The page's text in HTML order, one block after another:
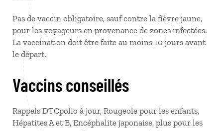
Pas de vaccin obligatoire, sauf contre la fièvre jaune,
pour les voyageurs en provenance de zones infectées.
La vaccination doit être faite au moins 10 jours avant
le départ.
Vaccins conseillés
Rappels DTCpolio à jour, Rougeole pour les enfants,
Hépatites A et B, Encéphalite japonaise, plus pour les